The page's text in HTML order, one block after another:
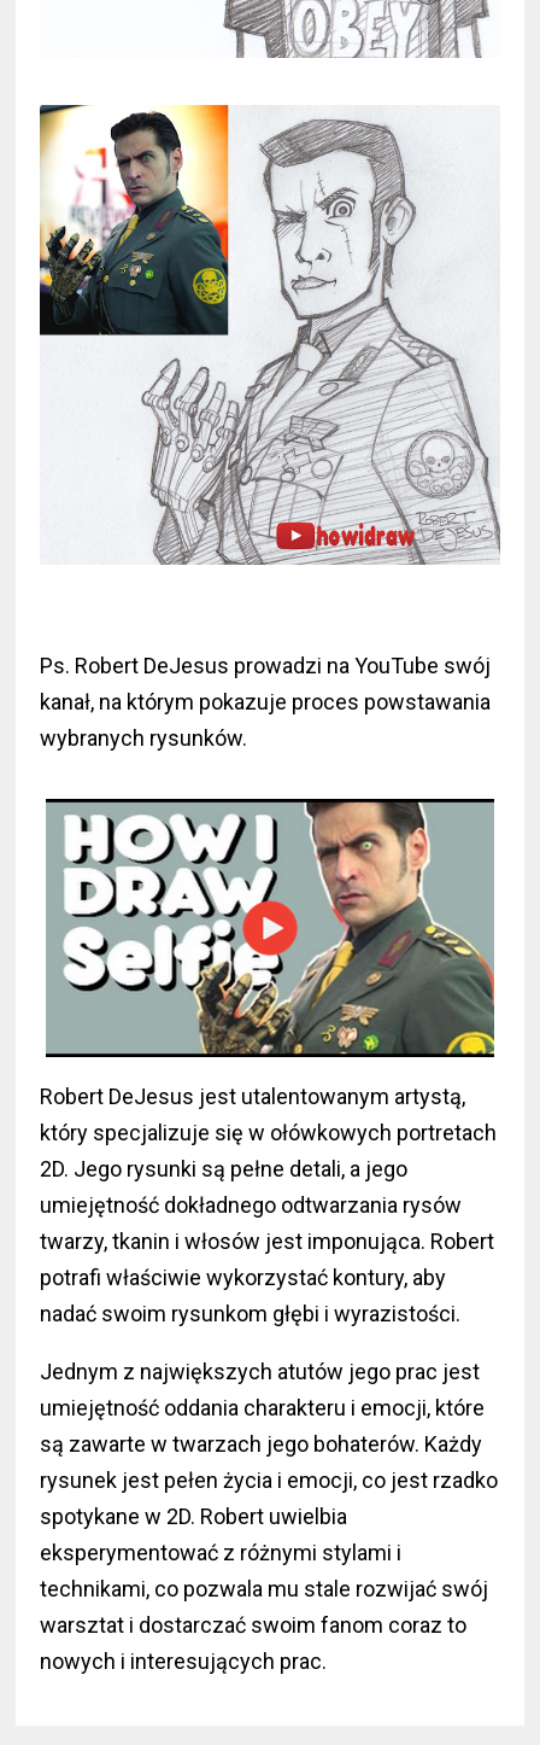
Ps. Robert DeJesus prowadzi na YouTube swój
kanał, na którym pokazuje proces powstawania
wybranych rysunków.
Robert DeJesus jest utalentowanym artystą,
który specjalizuje się w ołówkowych portretach
2D. Jego rysunki są pełne detali, a jego
umiejętność dokładnego odtwarzania rysów
twarzy, tkanin i włosów jest imponująca. Robert
potrafi właściwie wykorzystać kontury, aby
nadać swoim rysunkom głębi i wyrazistości.
Jednym z największych atutów jego prac jest
umiejętność oddania charakteru i emocji, które
są zawarte w twarzach jego bohaterów. Każdy
rysunek jest pełen życia i emocji, co jest rzadko
spotykane w 2D. Robert uwielbia
eksperymentować z różnymi stylami i
technikami, co pozwala mu stale rozwijać swój
warsztat i dostarczać swoim fanom coraz to
nowych i interesujących prac.